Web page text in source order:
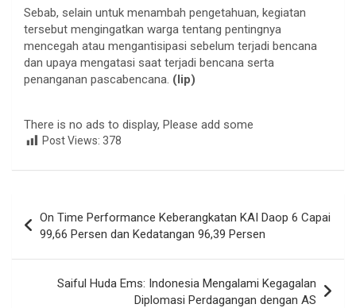
Sebab, selain untuk menambah pengetahuan, kegiatan
tersebut mengingatkan warga tentang pentingnya
mencegah atau mengantisipasi sebelum terjadi bencana
dan upaya mengatasi saat terjadi bencana serta
penanganan pascabencana. (lip)
There is no ads to display, Please add some
Post Views: 378
pos
On Time Performance Keberangkatan KAI Daop 6 Capai
99,66 Persen dan Kedatangan 96,39 Persen
Saiful Huda Ems: Indonesia Mengalami Kegagalan
Diplomasi Perdagangan dengan AS